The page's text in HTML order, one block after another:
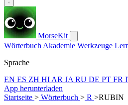
MorseKit
Wörterbuch Akademie Werkzeuge
Sprache
EN ES ZH HI AR JA RU DE PT FR
App herunterladen
Startseite > Wörterbuch > R >RUBIN